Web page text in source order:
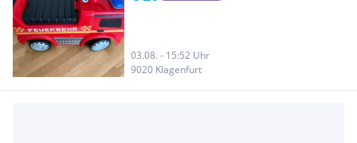
03.08. - 15:52 Uhr
9020 Klagenfurt